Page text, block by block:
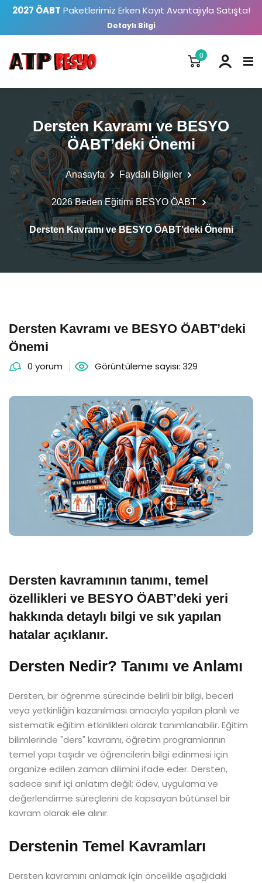
2027 ÖABT Paketlerimiz Erken Kayıt Avantajıyla Satışta!
Detaylı Bilgi
0
Dersten Kavramı ve BESYO
ÖABT’deki Önemi
Anasayfa Faydalı Bilgiler
2026 Beden Eğitimi BESYO ÖABT
Dersten Kavramı ve BESYO ÖABT’deki Önemi
Dersten Kavramı ve BESYO ÖABT’deki
Önemi
0 yorum Görüntüleme sayısı: 329
Dersten kavramının tanımı, temel
özellikleri ve BESYO ÖABT’deki yeri
hakkında detaylı bilgi ve sık yapılan
hatalar açıklanır.
Dersten Nedir? Tanımı ve Anlamı
Dersten, bir öğrenme sürecinde belirli bir bilgi, beceri
veya yetkinliğin kazanılması amacıyla yapılan planlı ve
sistematik eğitim etkinlikleri olarak tanımlanabilir. Eğitim
bilimlerinde "ders" kavramı, öğretim programlarının
temel yapı taşıdır ve öğrencilerin bilgi edinmesi için
organize edilen zaman dilimini ifade eder. Dersten,
sadece sınıf içi anlatım değil; ödev, uygulama ve
değerlendirme süreçlerini de kapsayan bütünsel bir
kavram olarak ele alınır.
Derstenin Temel Kavramları
Dersten kavramını anlamak için öncelikle aşağıdaki